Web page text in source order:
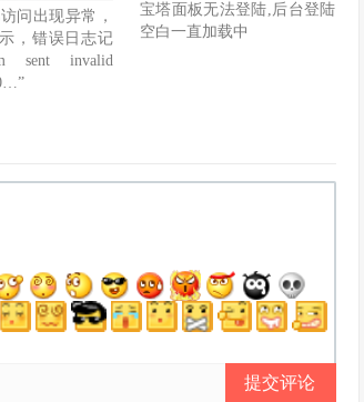
问出现异常，
，错误日志记
sent invalid
宝塔面板无法登陆,后台登陆
空白一直加载中
提交评论